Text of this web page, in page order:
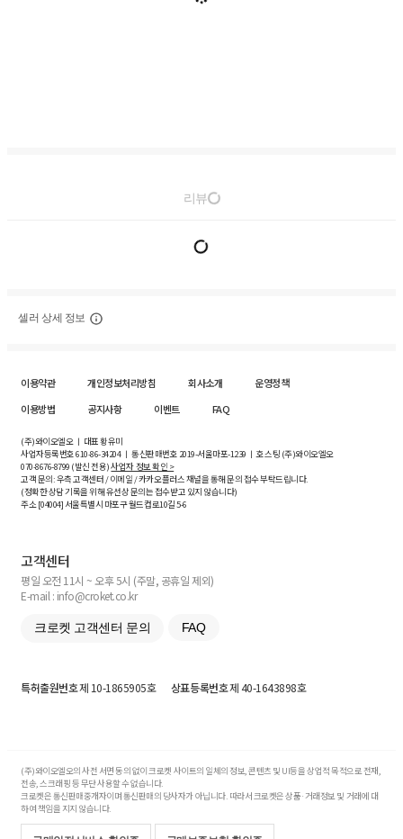
리뷰
셀러 상세 정보
이용약관 개인정보처리방침 회사소개
운영정책
이용방법
공지사항 이벤트 FAQ
(주)와이오엘오 ㅣ 대표 황유미
사업자등록번호610-86-34204ㅣ 통신판매번호 2019-서울마포-1239 ㅣ 호스팅 (주)와이오엘오
070-8676-8799 (발신 전용)사업자 정보 확인 >
고객 문의: 우측 고객센터 / 이메일 / 카카오플러스 채널을 통해 문의 접수 부탁드립니다.
(정확한 상담 기록을 위해 유선상 문의는 접수받고 있지 않습니다)
주소 [04004] 서울특별시 마포구 월드컵로10길5-6
고객센터
평일 오전 11시 ~ 오후 5시 (주말, 공휴일 제외)
E-mail : info@croket.co.kr
크로켓 고객센터 문의 FAQ
특허출원번호제 10-1865905호 상표등록번호제 40-1643898호
(주)와이오엘오의 사전 서면 동의 없이 크로켓 사이트의 일체의 정보, 콘텐츠 및 UI등을 상업적 목적으로 전재,
전송, 스크래핑 등 무단 사용할 수 없습니다.
크로켓은 통신판매중개자이며 통신판매의 당사자가 아닙니다. 따라서 크로켓은 상품·거래정보 및 거래에 대
하여 책임을 지지 않습니다.